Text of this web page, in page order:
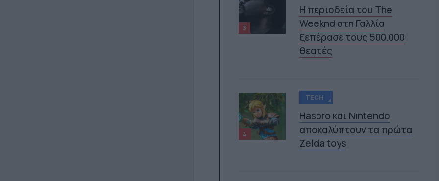
3
Η περιοδεία του The
Weeknd στη Γαλλία
ξεπέρασε τους 500.000
θεατές
4
TECH
Hasbro και Nintendo
αποκαλύπτουν τα πρώτα
Zelda toys